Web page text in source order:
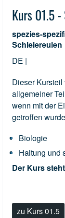
Kurs 01.5
spezies-
Schleiereulen
DE |
Dieser Kursteil
allgemeiner
wenn mit der
getroffen
Biologie
Haltung und
Der Kurs
zu Kurs 01.5